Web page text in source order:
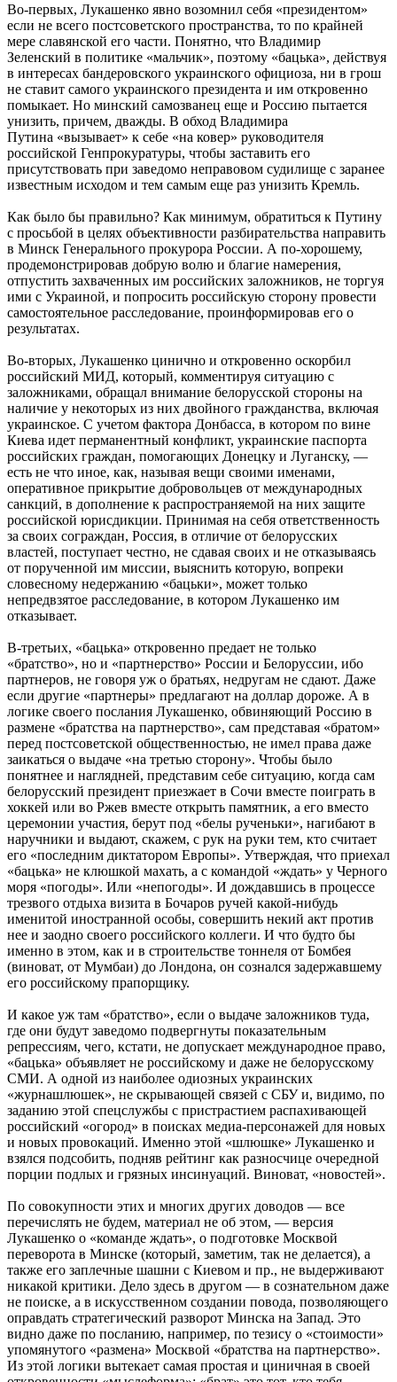
Во-первых, Лукашенко явно возомнил себя «президентом»
если не всего постсоветского пространства, то по крайней
мере славянской его части. Понятно, что Владимир
Зеленский в политике «мальчик», поэтому «бацька», действуя
в интересах бандеровского украинского официоза, ни в грош
не ставит самого украинского президента и им откровенно
помыкает. Но минский самозванец еще и Россию пытается
унизить, причем, дважды. В обход Владимира
Путина «вызывает» к себе «на ковер» руководителя
российской Генпрокуратуры, чтобы заставить его
присутствовать при заведомо неправовом судилище с заранее
известным исходом и тем самым еще раз унизить Кремль.
Как было бы правильно? Как минимум, обратиться к Путину
с просьбой в целях объективности разбирательства направить
в Минск Генерального прокурора России. А по-хорошему,
продемонстрировав добрую волю и благие намерения,
отпустить захваченных им российских заложников, не торгуя
ими с Украиной, и попросить российскую сторону провести
самостоятельное расследование, проинформировав его о
результатах.
Во-вторых, Лукашенко цинично и откровенно оскорбил
российский МИД, который, комментируя ситуацию с
заложниками, обращал внимание белорусской стороны на
наличие у некоторых из них двойного гражданства, включая
украинское. С учетом фактора Донбасса, в котором по вине
Киева идет перманентный конфликт, украинские паспорта
российских граждан, помогающих Донецку и Луганску, —
есть не что иное, как, называя вещи своими именами,
оперативное прикрытие добровольцев от международных
санкций, в дополнение к распространяемой на них защите
российской юрисдикции. Принимая на себя ответственность
за своих сограждан, Россия, в отличие от белорусских
властей, поступает честно, не сдавая своих и не отказываясь
от порученной им миссии, выяснить которую, вопреки
словесному недержанию «бацьки», может только
непредвзятое расследование, в котором Лукашенко им
отказывает.
В-третьих, «бацька» откровенно предает не только
«братство», но и «партнерство» России и Белоруссии, ибо
партнеров, не говоря уж о братьях, недругам не сдают. Даже
если другие «партнеры» предлагают на доллар дороже. А в
логике своего послания Лукашенко, обвиняющий Россию в
размене «братства на партнерство», сам представая «братом»
перед постсоветской общественностью, не имел права даже
заикаться о выдаче «на третью сторону». Чтобы было
понятнее и наглядней, представим себе ситуацию, когда сам
белорусский президент приезжает в Сочи вместе поиграть в
хоккей или во Ржев вместе открыть памятник, а его вместо
церемонии участия, берут под «белы рученьки», нагибают в
наручники и выдают, скажем, с рук на руки тем, кто считает
его «последним диктатором Европы». Утверждая, что приехал
«бацька» не клюшкой махать, а с командой «ждать» у Черного
моря «погоды». Или «непогоды». И дождавшись в процессе
трезвого отдыха визита в Бочаров ручей какой-нибудь
именитой иностранной особы, совершить некий акт против
нее и заодно своего российского коллеги. И что будто бы
именно в этом, как и в строительстве тоннеля от Бомбея
(виноват, от Мумбаи) до Лондона, он сознался задержавшему
его российскому прапорщику.
И какое уж там «братство», если о выдаче заложников туда,
где они будут заведомо подвергнуты показательным
репрессиям, чего, кстати, не допускает международное право,
«бацька» объявляет не российскому и даже не белорусскому
СМИ. А одной из наиболее одиозных украинских
«журнашлюшек», не скрывающей связей с СБУ и, видимо, по
заданию этой спецслужбы с пристрастием распахивающей
российский «огород» в поисках медиа-персонажей для новых
и новых провокаций. Именно этой «шлюшке» Лукашенко и
взялся подсобить, подняв рейтинг как разносчице очередной
порции подлых и грязных инсинуаций. Виноват, «новостей».
По совокупности этих и многих других доводов — все
перечислять не будем, материал не об этом, — версия
Лукашенко о «команде ждать», о подготовке Москвой
переворота в Минске (который, заметим, так не делается), а
также его заплечные шашни с Киевом и пр., не выдерживают
никакой критики. Дело здесь в другом — в сознательном даже
не поиске, а в искусственном создании повода, позволяющего
оправдать стратегический разворот Минска на Запад. Это
видно даже по посланию, например, по тезису о «стоимости»
упомянутого «размена» Москвой «братства на партнерство».
Из этой логики вытекает самая простая и циничная в своей